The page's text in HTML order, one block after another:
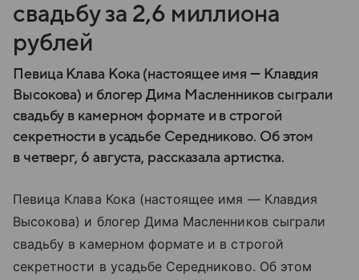
свадьбу за 2,6 миллиона
рублей
Певица Клава Кока (настоящее имя — Клавдия
Высокова) и блогер Дима Масленников сыграли
свадьбу в камерном формате и в строгой
секретности в усадьбе Середниково. Об этом
в четверг, 6 августа, рассказала артистка.
Певица Клава Кока (настоящее имя — Клавдия
Высокова) и блогер Дима Масленников сыграли
свадьбу в камерном формате и в строгой
секретности в усадьбе Середниково. Об этом